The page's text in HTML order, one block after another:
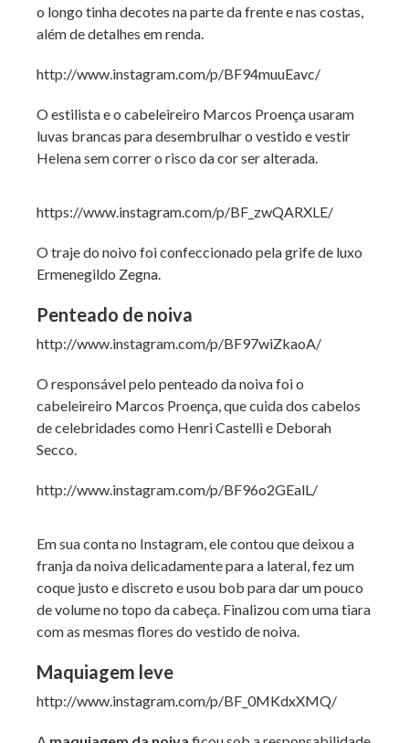
o longo tinha decotes na parte da frente e nas costas,
além de detalhes em renda.
http://www.instagram.com/p/BF94muuEavc/
O estilista e o cabeleireiro Marcos Proença usaram
luvas brancas para desembrulhar o vestido e vestir
Helena sem correr o risco da cor ser alterada.
https://www.instagram.com/p/BF_zwQARXLE/
O traje do noivo foi confeccionado pela grife de luxo
Ermenegildo Zegna.
Penteado de noiva
http://www.instagram.com/p/BF97wiZkaoA/
O responsável pelo penteado da noiva foi o
cabeleireiro Marcos Proença, que cuida dos cabelos
de celebridades como Henri Castelli e Deborah
Secco.
http://www.instagram.com/p/BF96o2GEalL/
Em sua conta no Instagram, ele contou que deixou a
franja da noiva delicadamente para a lateral, fez um
coque justo e discreto e usou bob para dar um pouco
de volume no topo da cabeça. Finalizou com uma tiara
com as mesmas flores do vestido de noiva.
Maquiagem leve
http://www.instagram.com/p/BF_0MKdxXMQ/